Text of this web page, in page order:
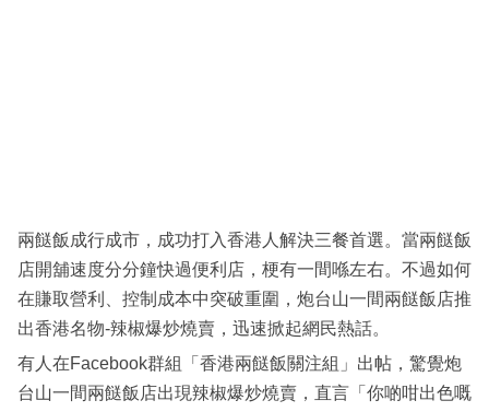
兩餸飯成行成市，成功打入香港人解決三餐首選。當兩餸飯
店開舖速度分分鐘快過便利店，梗有一間喺左右。不過如何
在賺取營利、控制成本中突破重圍，炮台山一間兩餸飯店推
出香港名物-辣椒爆炒燒賣，迅速掀起網民熱話。
有人在Facebook群組「香港兩餸飯關注組」出帖，驚覺炮
台山一間兩餸飯店出現辣椒爆炒燒賣，直言「你啲咁出色嘅